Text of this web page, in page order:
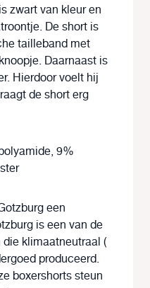
zwart van kleur en
De short is
tailleband met
Daarnaast is
Hierdoor voelt hij
de short erg
9%
een
is een van de
klimaatneutraal (
produceerd.
boxershorts steun